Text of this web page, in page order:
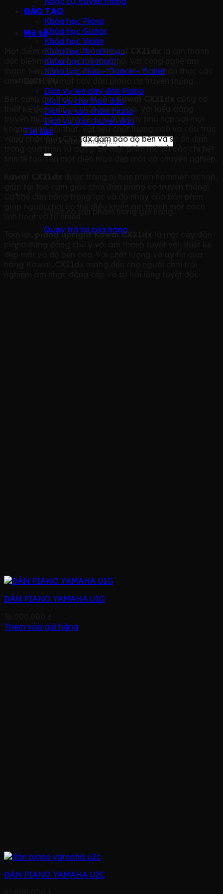
ĐÀO TẠO
Khóa học Piano
Khóa học Guitar
Khóa học Violin
Khóa học thanh nhạc
Khóa học mỹ thuật
Khóa học Múa – Dance – Ballet
Dịch vụ lên dây đàn Piano
Dịch vụ cho thuê đàn
Dịch vụ sửa chữa Piano
Dịch vụ vận chuyển đàn
Tin tức
Quay trở lại cửa hàng
Mô tả
Một điểm đáng chú ý củaKawai CX21dx
đặc biệt mượt mà và phong phú. Với công nghệ âm
thanh tiên tiến, CX21dx tái tạo một cách chân thực các
Bên cạnh âm thanh xuất sắc,Kawai CX21dx
thiết kế đẹp mắt và chất lượng cao. Với kiểu dáng
truyền thống và tinh tế, cây đàn này phù hợp với mọi
không gian nội thất. Vật liệu chất lượng cao và cấu trúc
vững chắc của CX21dx đảm bảo độ bền và sự ổn định
trong quá trình sử dụng. Bề mặt phím mờ và các chi tiết
tinh tế tạo nên một diện mạo đẹp mắt và chuyên nghiệp.
piano upright Kawai CX21dx
ĐÀN PIANO YAMAHA U1G
Thêm vào giỏ hàng
ĐÀN PIANO YAMAHA U2C